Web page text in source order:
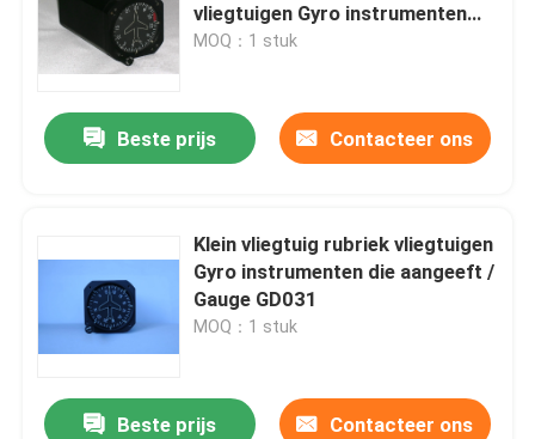
vliegtuigen Gyro instrumenten
GD023
MOQ：1 stuk
Beste prijs Contacteer ons
Klein vliegtuig rubriek vliegtuigen
Gyro instrumenten die aangeeft /
Gauge GD031
MOQ：1 stuk
Beste prijs Contacteer ons